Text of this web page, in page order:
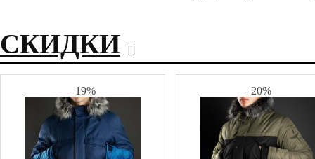
СКИДКИ
–19% –20%